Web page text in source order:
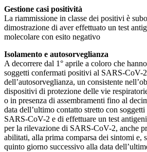
Gestione casi positività
La riammissione in classe dei positivi è
dimostrazione di aver effettuato un test
molecolare con esito negativo
Isolamento e autosorveglianza
A decorrere dal 1° aprile a coloro che
soggetti confermati positivi al SARS-CoV-
dell’autosorveglianza, un consistente
dispositivi di protezione delle vie
o in presenza di assembramenti fino al
data dell’ultimo contatto stretto con
SARS-CoV-2 e di effettuare un test
per la rilevazione di SARS-CoV-2, anche
abilitati, alla prima comparsa dei sintomi e,
quinto giorno successivo alla data